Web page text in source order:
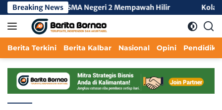
Langsung
ke
konten
Breaking News
Tengah 3 di SMA Negeri 2 Mempawah Hilir
Berita Terkini Berita Kalbar Nasional Opini